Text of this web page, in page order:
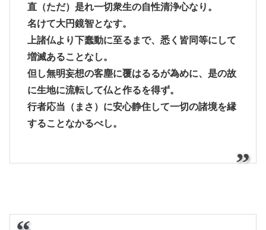
直（ただ）是れ一切衆生の自性清浄心なり。
名けて大円鏡智となす。
上諸仏より下蠢動に至るまで、悉く皆同等にして
増滅あることなし。
但し無明妄想の客塵に覆はるるが為めに、是の故
に生地に流転して仏と作るを得ず。
行者応当（まさ）に安心静住して一切の諸境を縁
することなかるべし。